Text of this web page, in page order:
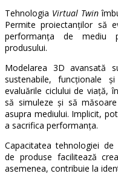
Tehnologia Virtual Twin
Permite proiectanților să
performanța de mediu
produsului.
Modelarea 3D avansată
sustenabile, funcționale
evaluările ciclului de viață,
să simuleze și să
asupra mediului. Implicit,
a sacrifica performanța.
Capacitatea tehnologiei
de produse facilitează
asemenea, contribuie la